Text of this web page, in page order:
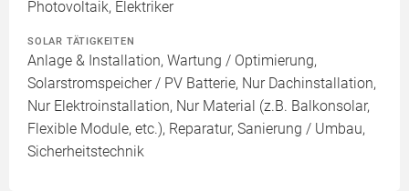
Photovoltaik, Elektriker
SOLAR TÄTIGKEITEN
Anlage & Installation, Wartung / Optimierung,
Solarstromspeicher / PV Batterie, Nur Dachinstallation,
Nur Elektroinstallation, Nur Material (z.B. Balkonsolar,
Flexible Module, etc.), Reparatur, Sanierung / Umbau,
Sicherheitstechnik